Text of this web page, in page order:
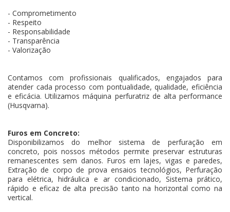
- Comprometimento
- Respeito
- Responsabilidade
- Transparência
- Valorização
Contamos com profissionais qualificados, engajados para
atender cada processo com pontualidade, qualidade, eficiência
e eficácia. Utilizamos máquina perfuratriz de alta performance
(Husqvarna).
Furos em Concreto:
Disponibilizamos do melhor sistema de perfuração em
concreto, pois nossos métodos permite preservar estruturas
remanescentes sem danos. Furos em lajes, vigas e paredes,
Extração de corpo de prova ensaios tecnológios, Perfuração
para elétrica, hidráulica e ar condicionado, Sistema prático,
rápido e eficaz de alta precisão tanto na horizontal como na
vertical.